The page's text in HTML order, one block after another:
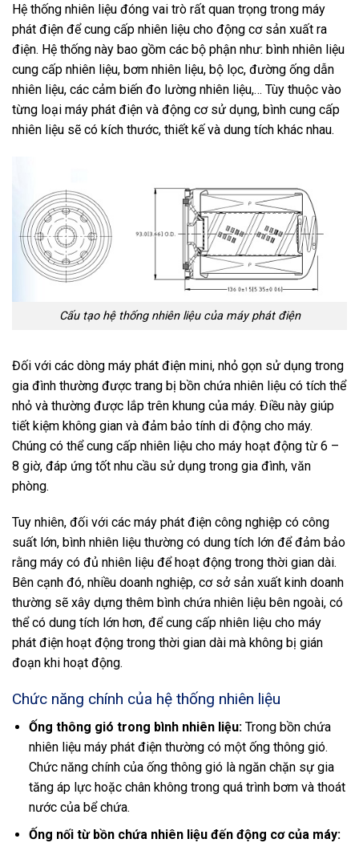
Hệ thống nhiên liệu đóng vai trò rất quan trọng trong máy
phát điện để cung cấp nhiên liệu cho động cơ sản xuất ra
điện. Hệ thống này bao gồm các bộ phận như: bình nhiên liệu
cung cấp nhiên liệu, bơm nhiên liệu, bộ lọc, đường ống dẫn
nhiên liệu, các cảm biến đo lường nhiên liệu,… Tùy thuộc vào
từng loại máy phát điện và động cơ sử dụng, bình cung cấp
nhiên liệu sẽ có kích thước, thiết kế và dung tích khác nhau.
Cấu tạo hệ thống nhiên liệu của máy phát điện
Đối với các dòng máy phát điện mini, nhỏ gọn sử dụng trong
gia đình thường được trang bị bồn chứa nhiên liệu có tích thể
nhỏ và thường được lắp trên khung của máy. Điều này giúp
tiết kiệm không gian và đảm bảo tính di động cho máy.
Chúng có thể cung cấp nhiên liệu cho máy hoạt động từ 6 –
8 giờ, đáp ứng tốt nhu cầu sử dụng trong gia đình, văn
phòng.
Tuy nhiên, đối với các máy phát điện công nghiệp có công
suất lớn, bình nhiên liệu thường có dung tích lớn để đảm bảo
rằng máy có đủ nhiên liệu để hoạt động trong thời gian dài.
Bên cạnh đó, nhiều doanh nghiệp, cơ sở sản xuất kinh doanh
thường sẽ xây dựng thêm bình chứa nhiên liệu bên ngoài, có
thể có dung tích lớn hơn, để cung cấp nhiên liệu cho máy
phát điện hoạt động trong thời gian dài mà không bị gián
đoạn khi hoạt động.
Chức năng chính của hệ thống nhiên liệu
Ống thông gió trong bình nhiên liệu: Trong bồn chứa
nhiên liệu máy phát điện thường có một ống thông gió.
Chức năng chính của ống thông gió là ngăn chặn sự gia
tăng áp lực hoặc chân không trong quá trình bơm và thoát
nước của bể chứa.
Ống nối từ bồn chứa nhiên liệu đến động cơ của máy: